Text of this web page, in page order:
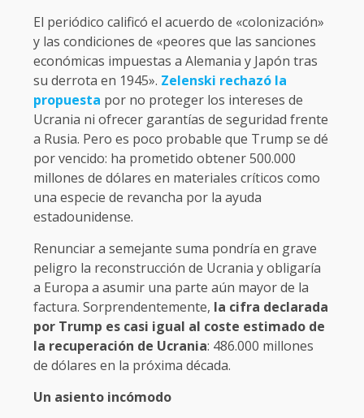
El periódico calificó el acuerdo de «colonización»
y las condiciones de «peores que las sanciones
económicas impuestas a Alemania y Japón tras
su derrota en 1945». Zelenski rechazó la
propuesta por no proteger los intereses de
Ucrania ni ofrecer garantías de seguridad frente
a Rusia. Pero es poco probable que Trump se dé
por vencido: ha prometido obtener 500.000
millones de dólares en materiales críticos como
una especie de revancha por la ayuda
estadounidense.
Renunciar a semejante suma pondría en grave
peligro la reconstrucción de Ucrania y obligaría
a Europa a asumir una parte aún mayor de la
factura. Sorprendentemente, la cifra declarada
por Trump es casi igual al coste estimado de
la recuperación de Ucrania: 486.000 millones
de dólares en la próxima década.
Un asiento incómodo